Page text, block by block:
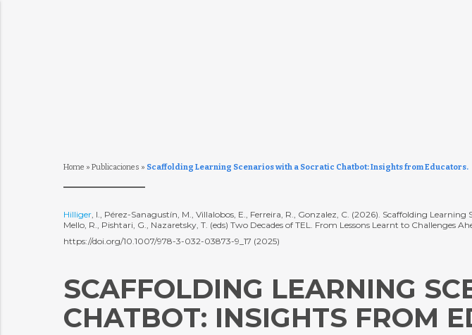
Home » Publicaciones » Scaffolding Learning Scenarios with a Socratic Chatbot: Insights from Educators.
Hilliger, I., Pérez-Sanagustín, M., Villalobos, E., Ferreira, R., Gonzalez, C. (2026). Scaffolding
Mello, R., Pishtari, G., Nazaretsky, T. (eds) Two Decades of TEL. From Lessons Learnt to Challenges
https://doi.org/10.1007/978-3-032-03873-9_17 (2025)
SCAFFOLDING LEARNING
CHATBOT: INSIGHTS FROM